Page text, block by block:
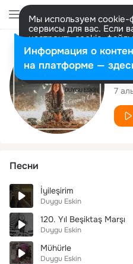
Мы используем cookie-
сервисы для вас. Если
настроить cookie-
представитель.
Разрешить все
7
Песни
İyileşirim
Duygu Eskin
120. Yıl Beşiktaş Marşı
Duygu Eskin
Mühürle
Duygu Eskin
Информация о
на платформе —